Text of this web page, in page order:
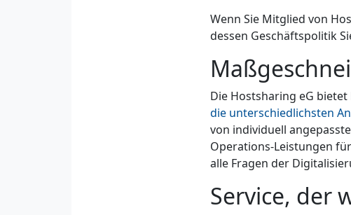
Wenn Sie Mitglied von
dessen Geschäftspolitik
Die Hostsharing eG
die unterschiedlichsten
von individuell
Operations-Leistungen
alle Fragen der
Service, der